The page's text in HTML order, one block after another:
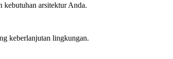
kebutuhan arsitektur Anda.
keberlanjutan lingkungan.